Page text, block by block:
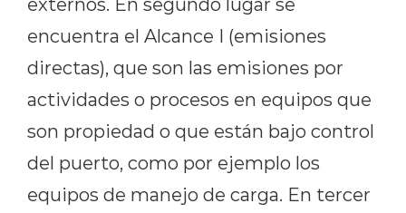
encuentra el Alcance I (emisiones
directas), que son las emisiones por
actividades o procesos en equipos que
son propiedad o que están bajo control
del puerto, como por ejemplo los
equipos de manejo de carga. En tercer